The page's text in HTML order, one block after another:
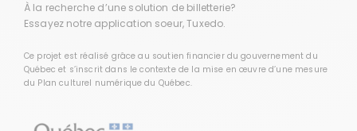
À la recherche d’une solution de billetterie?
Essayez notre application soeur,Tuxedo.
Ce projet est réalisé grâce au soutien financier du gouvernement du
Québec et s’inscrit dans le contexte de la mise en œuvre d’une mesure
du Plan culturel numérique du Québec.